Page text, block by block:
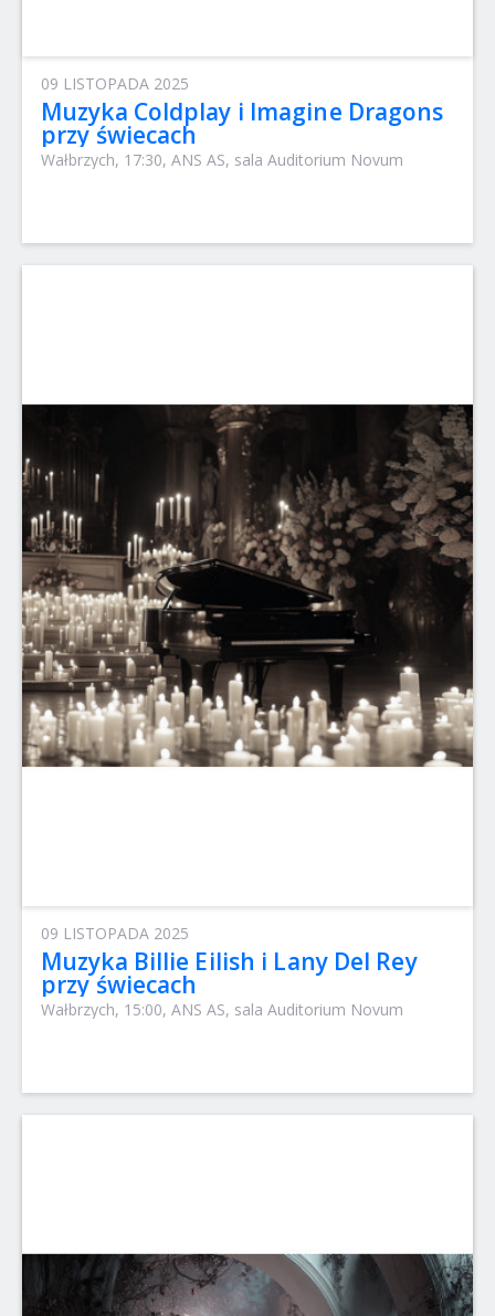
09 LISTOPADA 2025
Muzyka Coldplay i Imagine Dragons
przy świecach
Wałbrzych, 17:30, ANS AS, sala Auditorium Novum
09 LISTOPADA 2025
Muzyka Billie Eilish i Lany Del Rey
przy świecach
Wałbrzych, 15:00, ANS AS, sala Auditorium Novum